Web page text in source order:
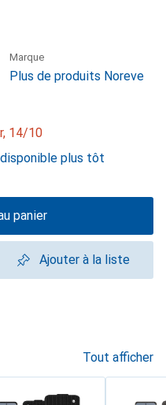
Marque
Plus de produits Noreve
14/10
plus tôt
panier
Ajouter à la liste
Tout afficher